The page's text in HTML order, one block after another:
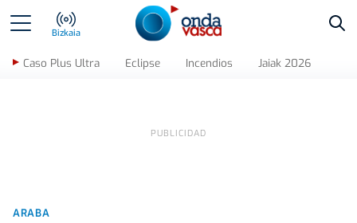
Bizkaia
Caso Plus Ultra Eclipse Incendios Jaiak 2026
ARABA